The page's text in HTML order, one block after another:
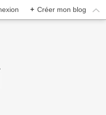
+ Créer mon blog